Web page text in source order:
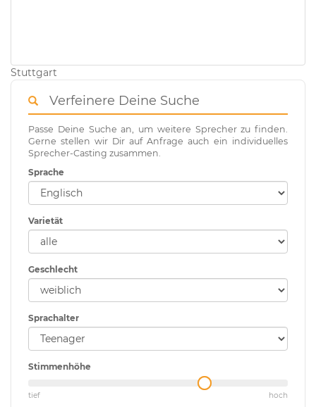
Stuttgart
Verfeinere Deine Suche
Passe Deine Suche an, um weitere Sprecher zu finden.
Gerne stellen wir Dir auf Anfrage auch ein individuelles
Sprecher-Casting zusammen.
Sprache
Varietät
Geschlecht
Sprachalter
Stimmenhöhe
tief hoch